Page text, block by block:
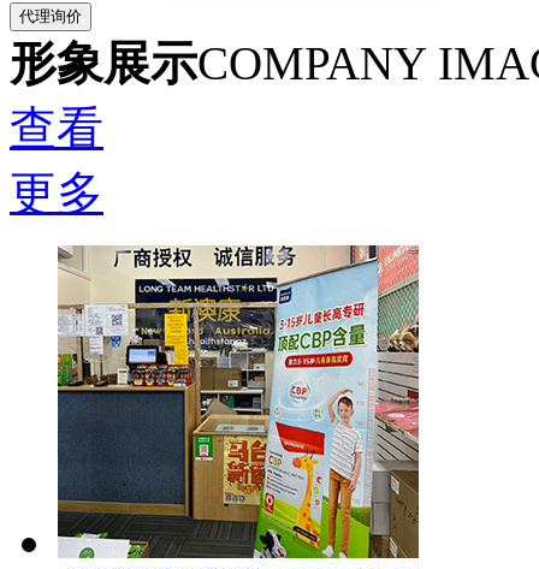
形象展示COMPANY
查看
更多